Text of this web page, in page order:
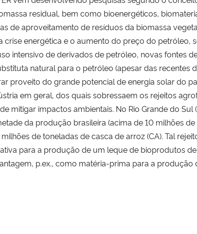
residual, bem como bioenergéticos,
de aproveitamento de resíduos da biomassa
crise energética e o aumento do preço do
intensivo de derivados de petróleo, novas fontes
natural para o petróleo (apesar das
proveito do grande potencial de energia solar do
em geral, dos quais sobressaem os rejeitos
mitigar impactos ambientais. No Rio Grande do
da produção brasileira (acima de 10 milhões
de toneladas de casca de arroz (CA). Tal
para a produção de um leque de bioprodutos
p.ex., como matéria-prima para a